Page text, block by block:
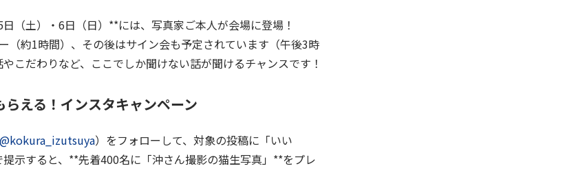
（土）・6日（日）**には、写真家ご本人が会場に登場！
（約1時間）、その後はサイン会も予定されています（午後3時
こだわりなど、ここでしか聞けない話が聞けるチャンスです！
らえる ！ インスタキャンペーン
@kokura_izutsuya）をフォローして、対象の投稿に「いい
示すると、**先着400名に「沖さん撮影の猫生写真」**をプレ